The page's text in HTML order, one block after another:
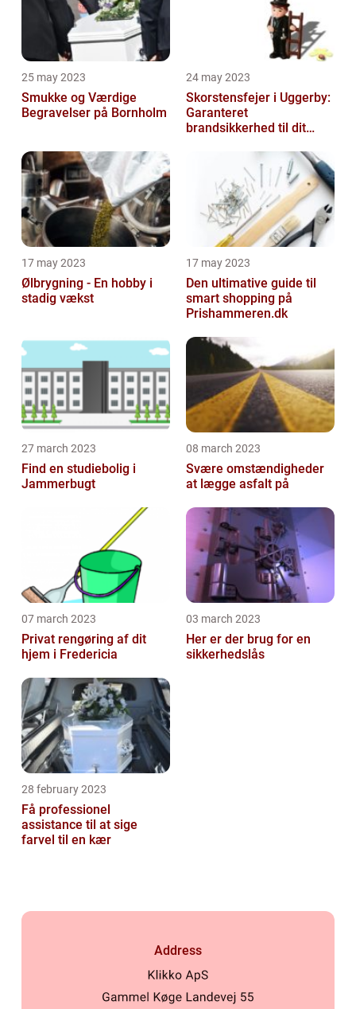
25 may 2023
Smukke og Værdige
Begravelser på Bornholm
24 may 2023
Skorstensfejer i Uggerby:
Garanteret
brandsikkerhed til dit
17 may 2023
Ølbrygning - En hobby i
stadig vækst
17 may 2023
Den ultimative guide til
smart shopping på
Prishammeren.dk
27 march 2023
Find en studiebolig i
Jammerbugt
08 march 2023
Svære omstændigheder
at lægge asfalt på
07 march 2023
Privat rengøring af dit
hjem i Fredericia
03 march 2023
Her er der brug for en
sikkerhedslås
28 february 2023
Få professionel
assistance til at sige
farvel til en kær
Address